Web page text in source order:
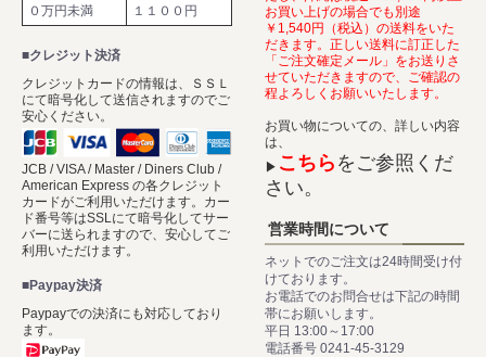
０万円未満
１１００円
■クレジット決済
クレジットカードの情報は、ＳＳＬ
にて暗号化して送信されますのでご
安心ください。
JCB / VISA / Master / Diners Club /
American Express の各クレジット
カードがご利用いただけます。カー
ド番号等はSSLにて暗号化してサー
バーに送られますので、安心してご
利用いただけます。
■Paypay決済
Paypayでの決済にも対応しており
ます。
お買い上げの場合でも別途
￥1,540円（税込）の送料をいた
だきます。正しい送料に訂正した
「ご注文確定メール」をお送りさ
せていただきますので、ご確認の
程よろしくお願いいたします。
お買い物についての、詳しい内容
は、
▶ こちら をご参照くだ
さい。
営業時間について
ネットでのご注文は24時間受け付
けております。
お電話でのお問合せは下記の時間
帯にお願いします。
平日 13:00～17:00
電話番号 0241-45-3129